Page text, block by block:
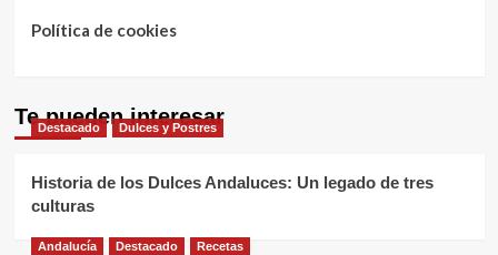
Política de cookies
Te pueden interesar
Destacado Dulces y Postres
Historia de los Dulces Andaluces: Un legado de tres
culturas
Andalucía Destacado Recetas